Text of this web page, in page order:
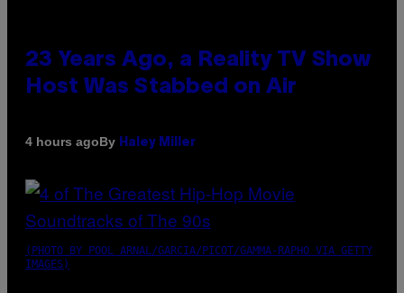
23 Years Ago, a Reality TV Show
Host Was Stabbed on Air
4 hours agoBy Haley Miller
(PHOTO BY POOL ARNAL/GARCIA/PICOT/GAMMA-RAPHO VIA GETTY
IMAGES)